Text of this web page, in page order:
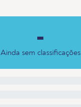
-
Ainda sem classificações